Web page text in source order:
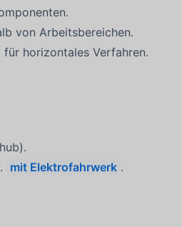
von Arbeitsbereichen.
für horizontales Verfahren.
mit Elektrofahrwerk .